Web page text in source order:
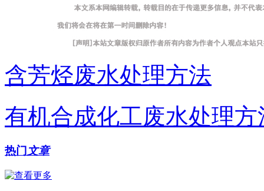
含芳烃废水处理方法
有机合成化工废水处理方
热门 文章